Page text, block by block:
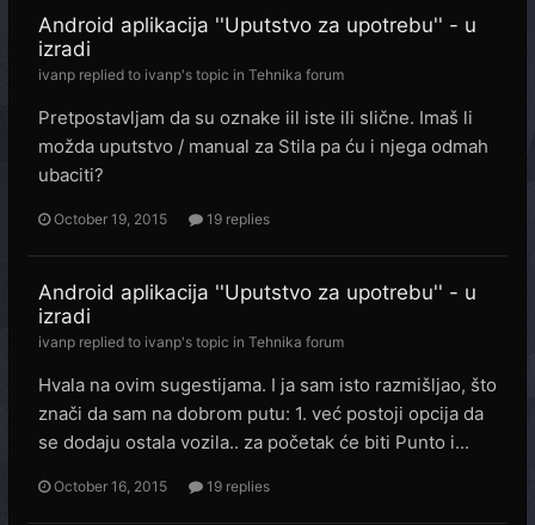
Android aplikacija ''Uputstvo za upotrebu'' - u
izradi
ivanp replied to ivanp's topic in Tehnika forum
Pretpostavljam da su oznake iil iste ili slične. Imaš li
možda uputstvo / manual za Stila pa ću i njega odmah
ubaciti?
October 19, 2015 19 replies
Android aplikacija ''Uputstvo za upotrebu'' - u
izradi
ivanp replied to ivanp's topic in Tehnika forum
Hvala na ovim sugestijama. I ja sam isto razmišljao, što
znači da sam na dobrom putu: 1. već postoji opcija da
se dodaju ostala vozila.. za početak će biti Punto i...
October 16, 2015 19 replies